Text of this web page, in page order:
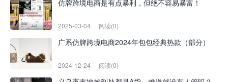
仿牌跨境电商是有点暴利，但绝不容易暴富！
2025-03-04 阅读(0)
广系仿牌跨境电商2024年包包经典热款（部分）
2024-12-24 阅读(0)